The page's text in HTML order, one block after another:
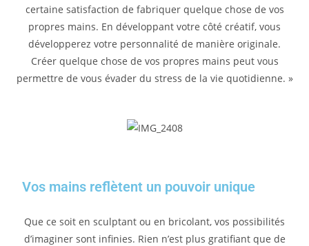
certaine satisfaction de fabriquer quelque chose de vos
propres mains. En développant votre côté créatif, vous
développerez votre personnalité de manière originale.
Créer quelque chose de vos propres mains peut vous
permettre de vous évader du stress de la vie quotidienne. »
Vos mains reflètent un pouvoir unique
Que ce soit en sculptant ou en bricolant, vos possibilités
d’imaginer sont infinies. Rien n’est plus gratifiant que de